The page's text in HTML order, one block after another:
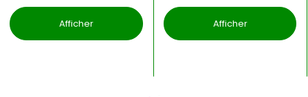
Afficher Afficher